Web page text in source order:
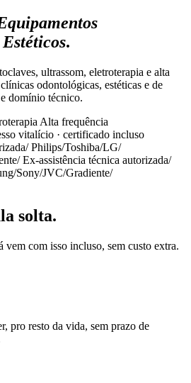
.
ultrassom, eletroterapia e alta
odontológicas, estéticas e de
domínio técnico.
Alta frequência
vitalício · certificado incluso
/ Philips/Toshiba/LG/
/ Ex-assistência técnica autorizada/
/Sony/JVC/Gradiente/
solta.
vem com isso incluso, sem custo extra.
pro resto da vida, sem prazo de